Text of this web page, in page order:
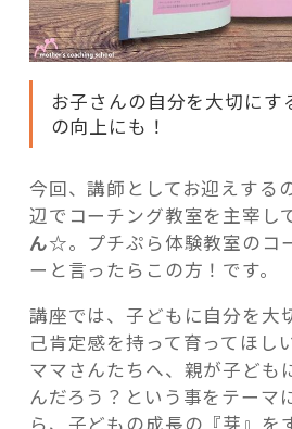
お子さんの自分を大切にす
の向上にも！
今回、講師としてお迎えする
辺でコーチング教室を主宰し
ん☆。プチぷら体験教室のコ
ーと言ったらこの方！です。
講座では、子どもに自分を大
己肯定感を持って育ってほし
ママさんたちへ、親が子ども
んだろう？という事をテーマ
ら、子どもの成長の『芽』を